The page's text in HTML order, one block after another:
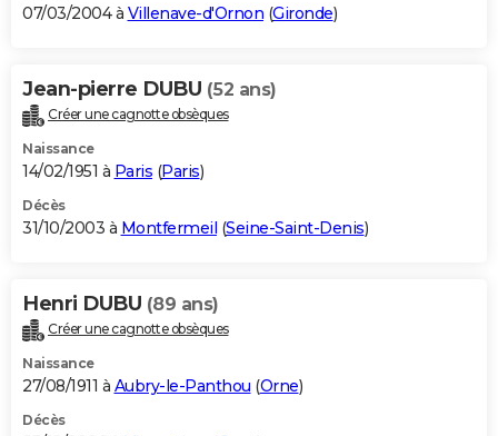
07/03/2004 à Villenave-d'Ornon (Gironde)
Jean-pierre DUBU (52 ans)
Créer une cagnotte obsèques
Naissance
14/02/1951 à Paris (Paris)
Décès
31/10/2003 à Montfermeil (Seine-Saint-Denis)
Henri DUBU (89 ans)
Créer une cagnotte obsèques
Naissance
27/08/1911 à Aubry-le-Panthou (Orne)
Décès